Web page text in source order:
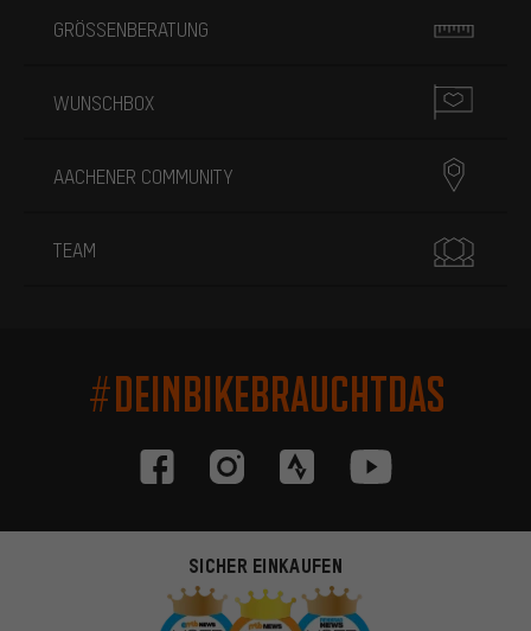
GRÖSSENBERATUNG
WUNSCHBOX
AACHENER COMMUNITY
TEAM
#DEINBIKEBRAUCHTDAS
SICHER EINKAUFEN